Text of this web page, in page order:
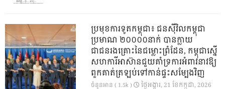
ប្រមុខការទូតកម្ពុជា៖ ជនស៊ីវិលកម្ពុជា
ប្រមាណ ២០០០០នាក់ បានក្លាយ
ជាជនរងគ្រោះនៃជម្លោះព្រំដែន, កម្ពុជាស្នើ
សហការីអាស៊ានជួយគាំទ្រការអំពាវនាវឱ្យ
ពួកគាត់ត្រឡប់ទៅកាន់ផ្ទះសម្បែងវិញ
ចំនួនអាន ( 1.5k ) ថ្ងៃ​អង្គារ, 21 ខែ​កក្កដា, 2026